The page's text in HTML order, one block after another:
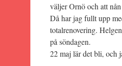
väljer Ornö och att
Då har jag fullt upp
totalrenovering.
på söndagen.
22 maj lär det bli, och